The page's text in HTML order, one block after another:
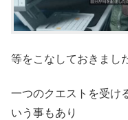
等をこなしておきまし
一つのクエストを受け
いう事もあり